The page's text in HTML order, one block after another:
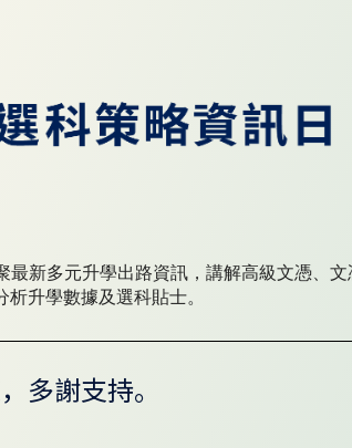
最新多元升學出路資訊，講解高級文憑、
升學數據及選科貼士。
多謝支持。